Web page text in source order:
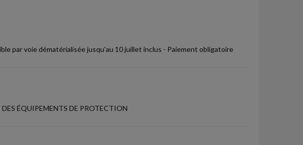
par voie dématérialisée jusqu'au 10 juillet inclus - Paiement obligatoire
ÉQUIPEMENTS DE PROTECTION